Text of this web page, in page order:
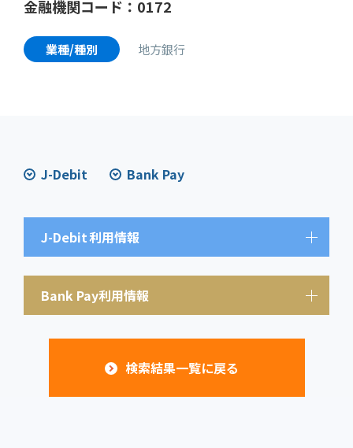
金融機関コード：0172
業種/種別 地方銀行
J-Debit Bank Pay
J-Debit利用情報
Bank Pay利用情報
検索結果一覧に戻る